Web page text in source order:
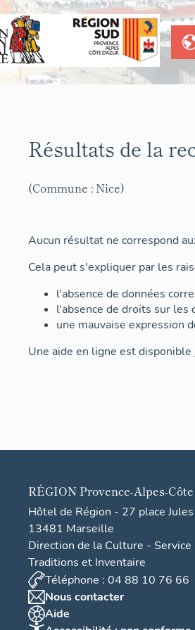
Résultats de la
(Commune : Nice)
Aucun résultat ne correspond
Cela peut s'expliquer par les
l'absence de données
l'absence de droits sur les
une mauvaise expression
Une aide en ligne est disponible
RÉGION Provence-Alpes-
Hôtel de Région - 27 place
13481 Marseille
Direction de la Culture - Service
Traditions et Inventaire
Téléphone : 04 88 10 76 66
Nous contacter
Aide